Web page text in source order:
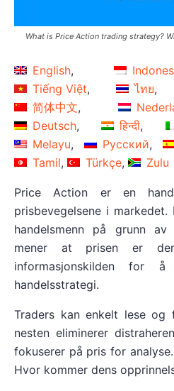
What is Price Action trading strategy?
English
Tiếng Việt
ไทย
简体中文
Deutsch
हिन्दी
Melayu
Русский
Tamil
Türkçe Zulu
Price Action er en
prisbevegelsene i
handelsmenn på grunn
mener at prisen er
informasjonskilden for
handelsstrategi.
Traders kan enkelt lese og
nesten eliminerer
fokuserer på pris for
Hvor kommer dens